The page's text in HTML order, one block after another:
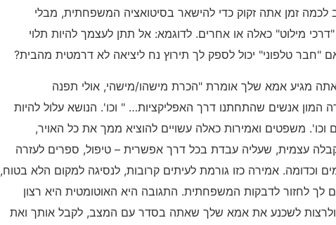
לכמה זמן אתה זקוק כדי להישאר בסיטואציה המשפחתית, מבלי
מילוט" כאלה או אחרים. לדוגמא: אל תתן לעצמך להיות תלוי
טלפוני" יכול לספק לך תירוץ נח ליציאה לא דרמטית מהבית?
מגיע אמא שלך אומרת "הכרת מישהו/מישהי, אולי תפנה
המון אנשים שהתחתנו דרך האפליקציות… " וכו'. הנושא עלול להיות
וכו'. משפטים ואמירות כאלה עשויים להוציא ממך את כל האויר,
עצמית, שעליה עבדת בכל דרך אפשרית – טיפול, ספרים לעזרה
וכדומה. אמירה כזו גורמת לעיתים קרובות, לנסיגה למקום הלא בטוח,
לך לחזור לדבקות המשפחתית. התגובה היא האוטומטית היא רצון
ולרצות לשכנע את אמא שלך שאתה בסדר עם המצב, לקבל אותך ואת